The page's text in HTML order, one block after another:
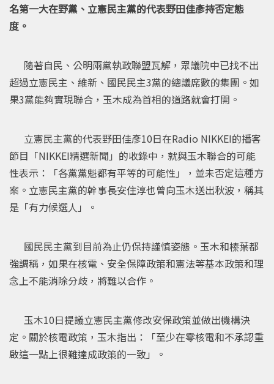
名第一大在野黨、立憲民主黨的代表野田佳彥持否定態
度。
隨著自民、公明兩黨執政聯盟瓦解，眾議院中已找不出
超過立憲民主、維新、國民民主3黨的總議席數的集團。如
果3黨能夠實現聯合，玉木成為首相的道路就會打開。
立憲民主黨的代表野田佳彥10日在Radio NIKKEI的播客
節目「NIKKEI精選新聞」的收錄中，就與玉木聯合的可能
性表示：「各黨黨魁都有平等的可能性」，並未否定這種方
案。立憲民主黨的幹事長安住淳也曾向玉木送出秋波，稱其
是「有力候選人」。
國民民主黨到目前為止仍保持謹慎姿態。玉木和榛葉都
強調稱，如果在核電、安全保障政策和憲法等基本政策和理
念上不能消除分歧，將難以合作。
玉木10日提議立憲民主黨修改安保政策並做出機構決
定。關於核電政策，玉木指出：「至少在零核電和不承認重
啟這一點上很難達成政策的一致」。